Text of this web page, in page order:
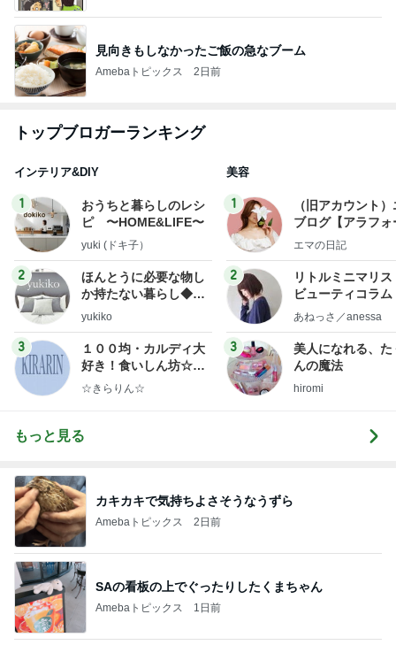
見向きもしなかったご飯の急なブーム
Amebaトピックス 2日前
トップブロガーランキング
インテリア&DIY
1
おうちと暮らしのレシ
ピ 〜HOME&LIFE〜
yuki (ドキ子）
2
ほんとうに必要な物し
か持たない暮らし◆Ke
ep Life Simple◆〜イ
yukiko
3
１００均・カルディ大
好き！食いしん坊☆き
らりん☆のブログ
☆きらりん☆
美容
1
（旧アカウント
ブログ【アラフォ
社売却セカンドラ
エマの日記
2
リトルミニマリス
ビューティコラ
little
あねっさ／anessa
3
美人になれる、た
んの魔法
hiromi
もっと見る
カキカキで気持ちよさそうなうずら
Amebaトピックス 2日前
SAの看板の上でぐったりしたくまちゃん
Amebaトピックス 1日前